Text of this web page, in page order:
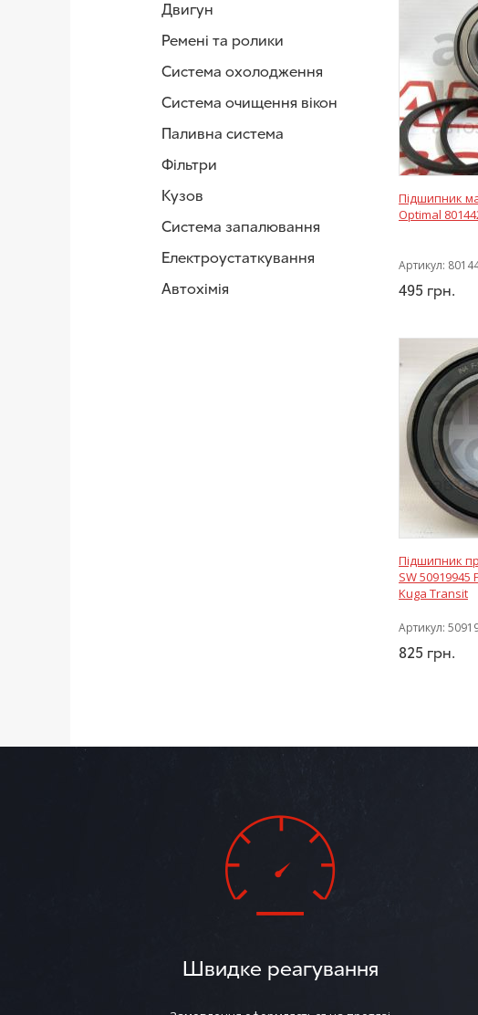
Двигун
Ремені та ролики
Система охолодження
Система очищення вікон
Паливна система
Фільтри
Кузов
Система запалювання
Електроустаткування
Автохімія
Підшипник
Optimal
Артикул:
495 грн.
Підшипник
SW 50919945
Kuga Transit
Артикул:
825 грн.
Швидке реагування